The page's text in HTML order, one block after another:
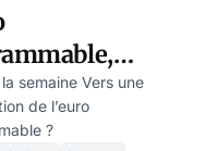
de son «
orwellien
Vers une
de l’euro
?